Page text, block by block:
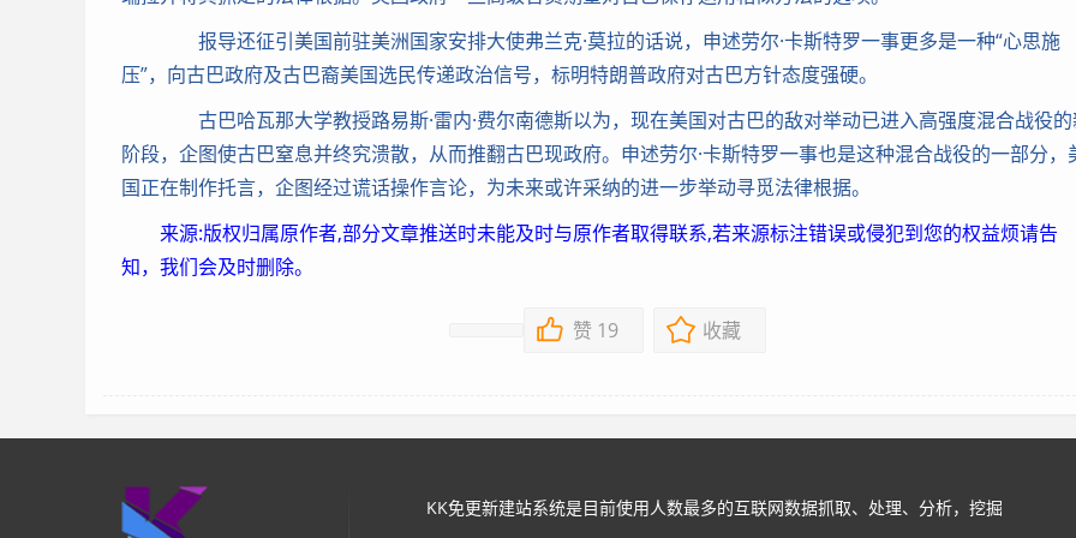
报导还征引美国前驻美洲国家安排大使弗兰克·莫拉的话说，申述劳尔·卡斯特罗一事更多是一种“心思施
压”，向古巴政府及古巴裔美国选民传递政治信号，标明特朗普政府对古巴方针态度强硬。
古巴哈瓦那大学教授路易斯·雷内·费尔南德斯以为，现在美国对古巴的敌对举动已进入高强度混合战役
阶段，企图使古巴窒息并终究溃散，从而推翻古巴现政府。申述劳尔·卡斯特罗一事也是这种混合战役的一部分，
国正在制作托言，企图经过谎话操作言论，为未来或许采纳的进一步举动寻觅法律根据。
来源:版权归属原作者,部分文章推送时未能及时与原作者取得联系,若来源标注错误或侵犯到您的权益烦请告
知，我们会及时删除。
赞 19 收藏
KK免更新建站系统是目前使用人数最多的互联网数据抓取、处理、分析，挖掘